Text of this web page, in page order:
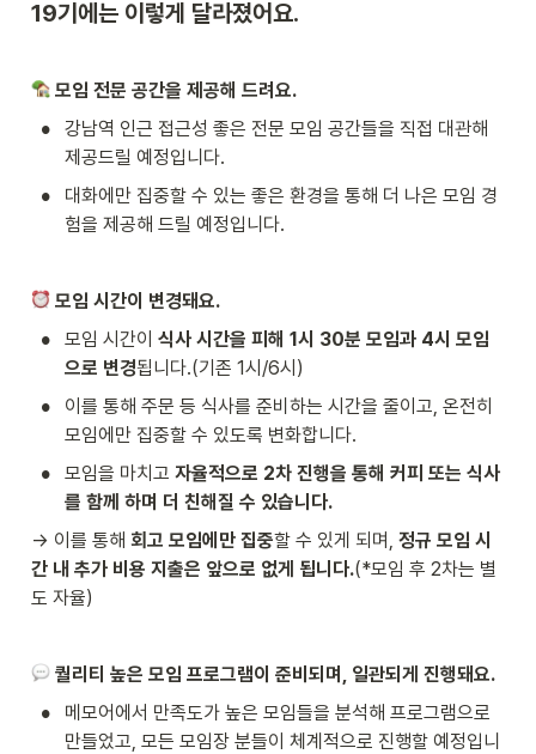
19기에는 이렇게 달라졌어요.
모임 전문 공간을 제공해 드려요.
•
강남역 인근 접근성 좋은 전문 모임 공간들을 직접 대관해
제공드릴 예정입니다.
•
대화에만 집중할 수 있는 좋은 환경을 통해 더 나은 모임 경
험을 제공해 드릴 예정입니다.
모임 시간이 변경돼요.
• 모임 시간이 식사 시간을 피해 1시 30분 모임과 4시 모임
으로 변경됩니다.(기존 1시/6시)
•
이를 통해 주문 등 식사를 준비하는 시간을 줄이고, 온전히
모임에만 집중할 수 있도록 변화합니다.
• 모임을 마치고 자율적으로 2차 진행을 통해 커피 또는 식사
를 함께 하며 더 친해질 수 있습니다.
→ 이를 통해 회고 모임에만 집중할 수 있게 되며, 정규 모임 시
간 내 추가 비용 지출은 앞으로 없게 됩니다.(*모임 후 2차는 별
도 자율)
퀄리티 높은 모임 프로그램이 준비되며, 일관되게 진행돼요.
•
메모어에서 만족도가 높은 모임들을 분석해 프로그램으로
만들었고, 모든 모임장 분들이 체계적으로 진행할 예정입니